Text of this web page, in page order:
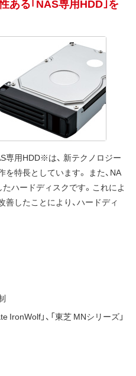
専用HDD※は、 新テクノロジー
特長としています。 また、NA
ハードディスクです。これによ
したことにより、ハードディ
IronWolf」、「東芝 MNシリーズ」